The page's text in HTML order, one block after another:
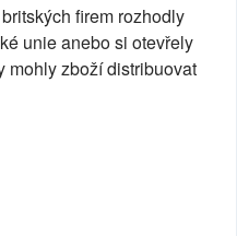
firem rozhodly
unie anebo si otevřely
mohly zboží distribuovat